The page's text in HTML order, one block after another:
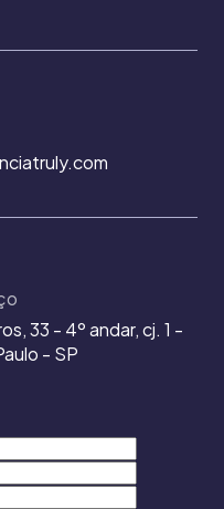
33 - 4º andar, cj. 1 -
- SP